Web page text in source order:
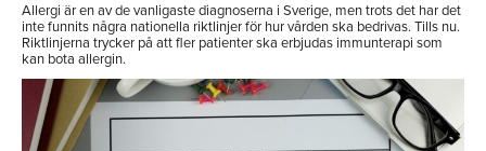
Allergi är en av de vanligaste diagnoserna i Sverige, men trots det har det
inte funnits några nationella riktlinjer för hur vården ska bedrivas. Tills nu.
Riktlinjerna trycker på att fler patienter ska erbjudas immunterapi som
kan bota allergin.